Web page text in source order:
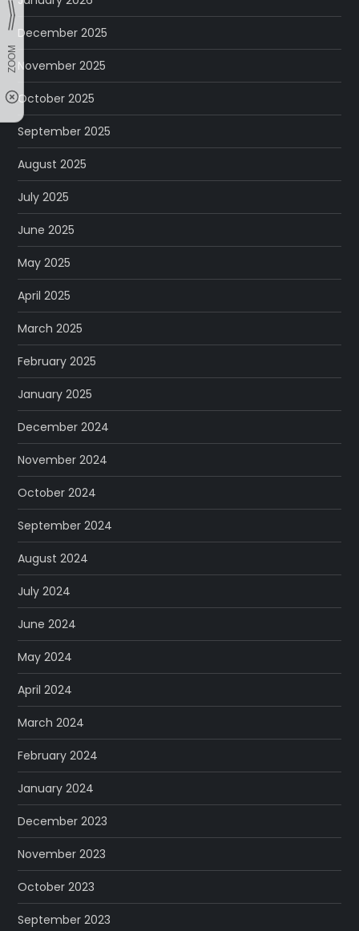
December 2025
November 2025
October 2025
September 2025
August 2025
July 2025
June 2025
May 2025
April 2025
March 2025
February 2025
January 2025
December 2024
November 2024
October 2024
September 2024
August 2024
July 2024
June 2024
May 2024
April 2024
March 2024
February 2024
January 2024
December 2023
November 2023
October 2023
September 2023